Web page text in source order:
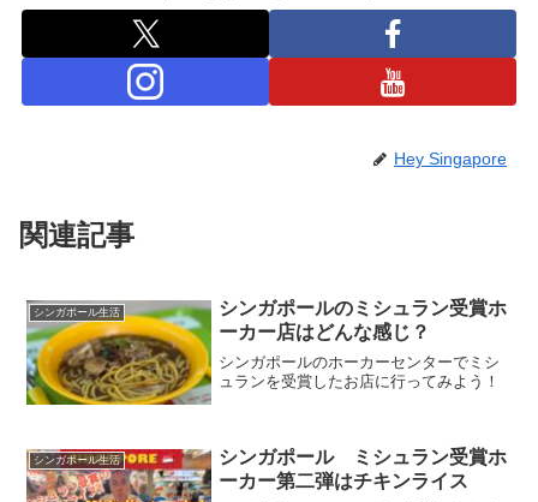
Hey Singapore
関連記事
シンガポール生活
シンガポールのミシュラン受賞ホ
ーカー店はどんな感じ？
シンガポールのホーカーセンターでミシ
ュランを受賞したお店に行ってみよう！
シンガポール生活
シンガポール ミシュラン受賞ホ
ーカー第二弾はチキンライス